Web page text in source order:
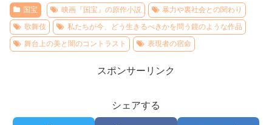
国宝 映画『国宝』の原作小説
暴力や裏社会との関わり
歌舞伎
私たちが今、どう生きるべきかを問う鏡のような作品
舞台上の美と闇のコントラスト
表現者の宿命
スポンサーリンク
シェアする